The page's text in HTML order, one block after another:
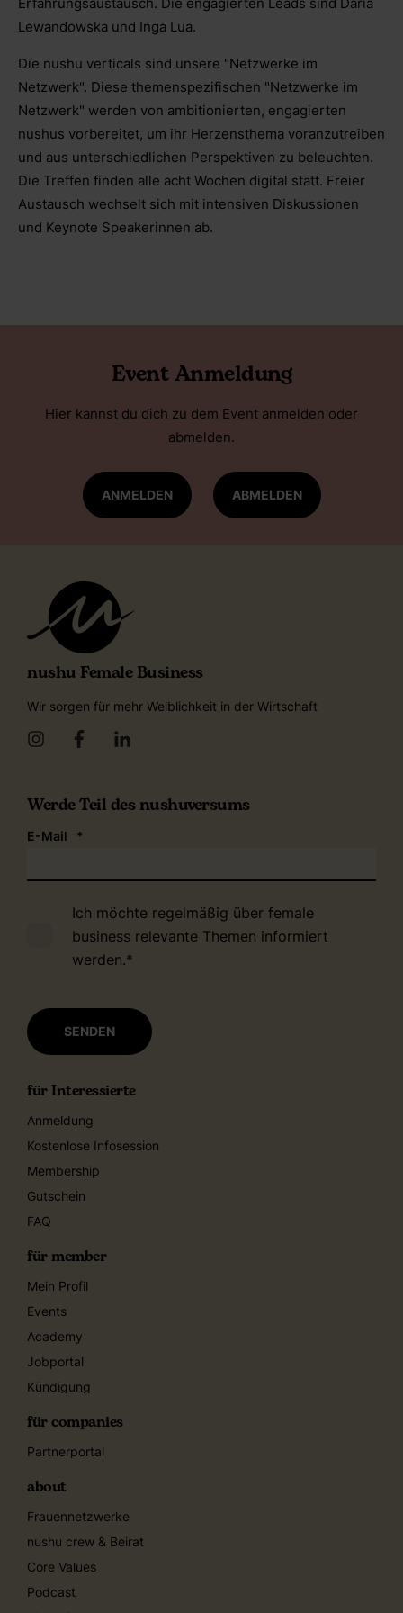
Lewandowska und Inga Lua.
Die nushu verticals sind unsere "Netzwerke im
Netzwerk". Diese themenspezifischen "Netzwerke im
Netzwerk" werden von ambitionierten, engagierten
nushus vorbereitet, um ihr Herzensthema voranzutreiben
und aus unterschiedlichen Perspektiven zu beleuchten.
Die Treffen finden alle acht Wochen digital statt. Freier
Austausch wechselt sich mit intensiven Diskussionen
und Keynote Speakerinnen ab.
Event Anmeldung
Hier kannst du dich zu dem Event anmelden oder
abmelden.
ANMELDEN ABMELDEN
nushu Female Business
Wir sorgen für mehr Weiblichkeit in der Wirtschaft
Werde Teil des nushuversums
E-Mail *
Ich möchte regelmäßig über female
business relevante Themen informiert
werden.*
für Interessierte
Anmeldung
Kostenlose Infosession
Membership
Gutschein
FAQ
für member
Mein Profil
Events
Academy
Jobportal
Kündigung
für companies
Partnerportal
about
Frauennetzwerke
nushu crew & Beirat
Core Values
Podcast